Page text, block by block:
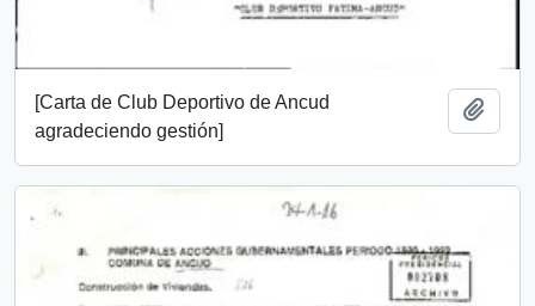
[Carta de Club Deportivo de Ancud
agradeciendo gestión]